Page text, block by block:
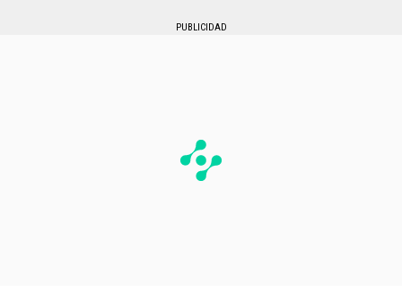
PUBLICIDAD